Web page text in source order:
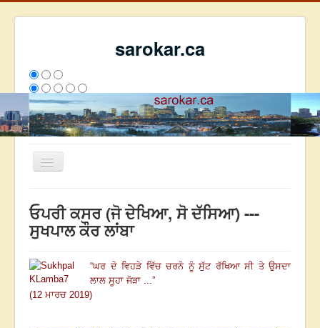
sarokar.ca
Toggle
ਰਚਨਾਵਾਂ
ਸੰਪਰਕ
We have 166 guests and no members online
ਓਪਰੀ ਕਸਰ (ਜੋ ਦੇਖਿਆ, ਸੋ ਦੱਸਿਆ) ---
ਸੁਖਪਾਲ ਕੌਰ ਲਾਂਬਾ
“ਘਰ ਦੇ ਵਿਹੜੇ ਵਿੱਚ ਚਰਨੋ ਨੂੰ ਸੁੱਟ ਰੱਖਿਆ ਸੀ ਤੇ ਉਸਦਾ
ਲਾਲ ਸੂਹਾ ਜੋੜਾ ...”
(12 ਮਾਰਚ 2019)